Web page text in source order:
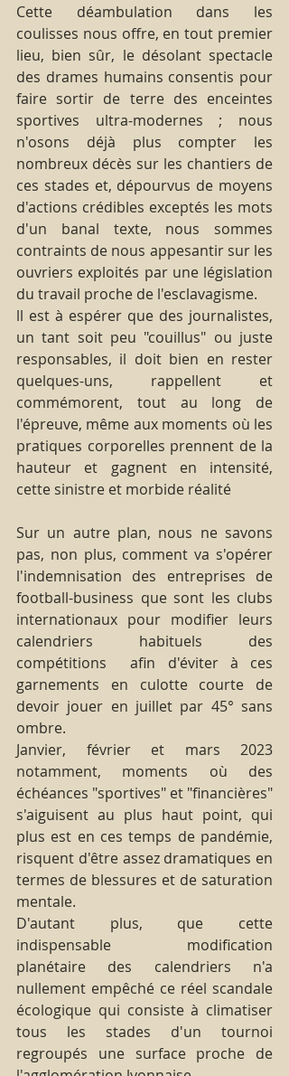
Cette déambulation dans les
coulisses nous offre, en tout premier
lieu, bien sûr, le désolant spectacle
des drames humains consentis pour
faire sortir de terre des enceintes
sportives ultra-modernes ; nous
n'osons déjà plus compter les
nombreux décès sur les chantiers de
ces stades et, dépourvus de moyens
d'actions crédibles exceptés les mots
d'un banal texte, nous sommes
contraints de nous appesantir sur les
ouvriers exploités par une législation
du travail proche de l'esclavagisme.
ll est à espérer que des journalistes,
un tant soit peu "couillus" ou juste
responsables, il doit bien en rester
quelques-uns, rappellent et
commémorent, tout au long de
l'épreuve, même aux moments où les
pratiques corporelles prennent de la
hauteur et gagnent en intensité,
cette sinistre et morbide réalité
Sur un autre plan, nous ne savons
pas, non plus, comment va s'opérer
l'indemnisation des entreprises de
football-business que sont les clubs
internationaux pour modifier leurs
calendriers habituels des
compétitions  afin d'éviter à ces
garnements en culotte courte de
devoir jouer en juillet par 45° sans
ombre.
Janvier, février et mars 2023
notamment, moments où des
échéances "sportives" et "financières"
s'aiguisent au plus haut point, qui
plus est en ces temps de pandémie,
risquent d'être assez dramatiques en
termes de blessures et de saturation
mentale.
D'autant plus, que cette
indispensable modification
planétaire des calendriers n'a
nullement empêché ce réel scandale
écologique qui consiste à climatiser
tous les stades d'un tournoi
regroupés une surface proche de